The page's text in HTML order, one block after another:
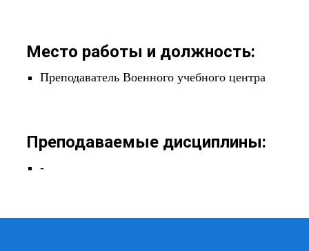
Место работы и должность:
Преподаватель Военного учебного центра
Преподаваемые дисциплины:
-